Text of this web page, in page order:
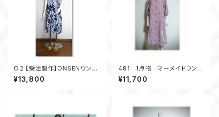
O２ 【受注製作】ONSENワンピ
ース 浴衣・着物リメイク 脱
着簡単 ゴム入り リラック
¥13,800
481 1点物 マーメイドワンピ
ーㇲ Aライン 着物リメイク
訳アリ価格 シルク ピンク
¥11,700